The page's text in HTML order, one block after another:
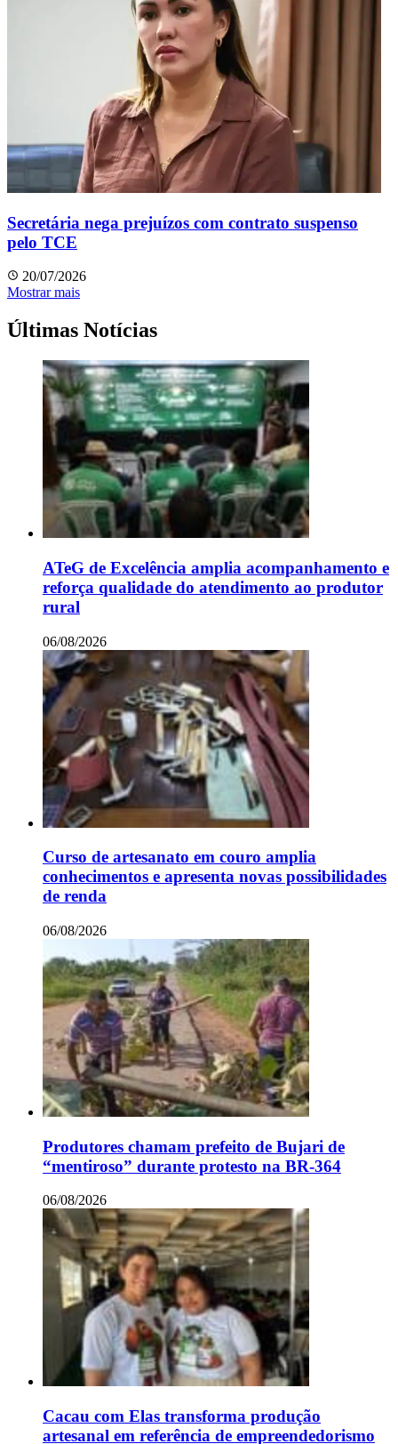
Secretária nega prejuízos com contrato suspenso
pelo TCE
20/07/2026
Mostrar mais
Últimas Notícias
ATeG de Excelência amplia acompanhamento e
reforça qualidade do atendimento ao produtor
rural
06/08/2026
Curso de artesanato em couro amplia
conhecimentos e apresenta novas possibilidades
de renda
06/08/2026
Produtores chamam prefeito de Bujari de
“mentiroso” durante protesto na BR-364
06/08/2026
Cacau com Elas transforma produção
artesanal em referência de empreendedorismo